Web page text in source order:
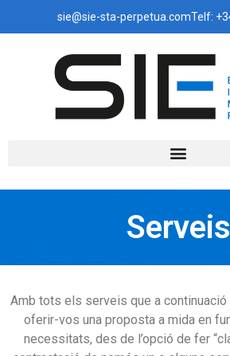
sie@sie-sta-perpetua.comTelf:
Serveis
Amb tots els serveis que a
oferir-vos una proposta a mida en
necessitats, des de l’opció de fer